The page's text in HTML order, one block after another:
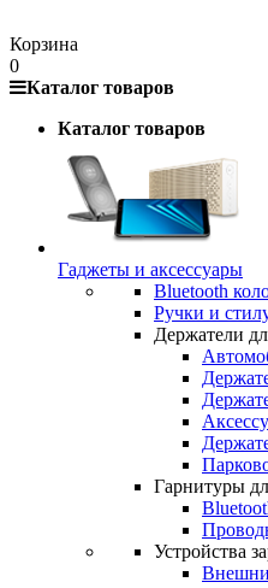
Корзина
0
Каталог товаров
Каталог товаров
Гаджеты и аксессуары
Bluetooth
Ручки и
Держатели
Гарнитуры
Устройства